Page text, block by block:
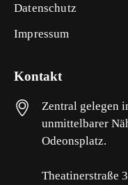
Datenschutz
Impressum
Kontakt
Zentral gelegen
unmittelbarer
Odeonsplatz.
Theatinerstraße